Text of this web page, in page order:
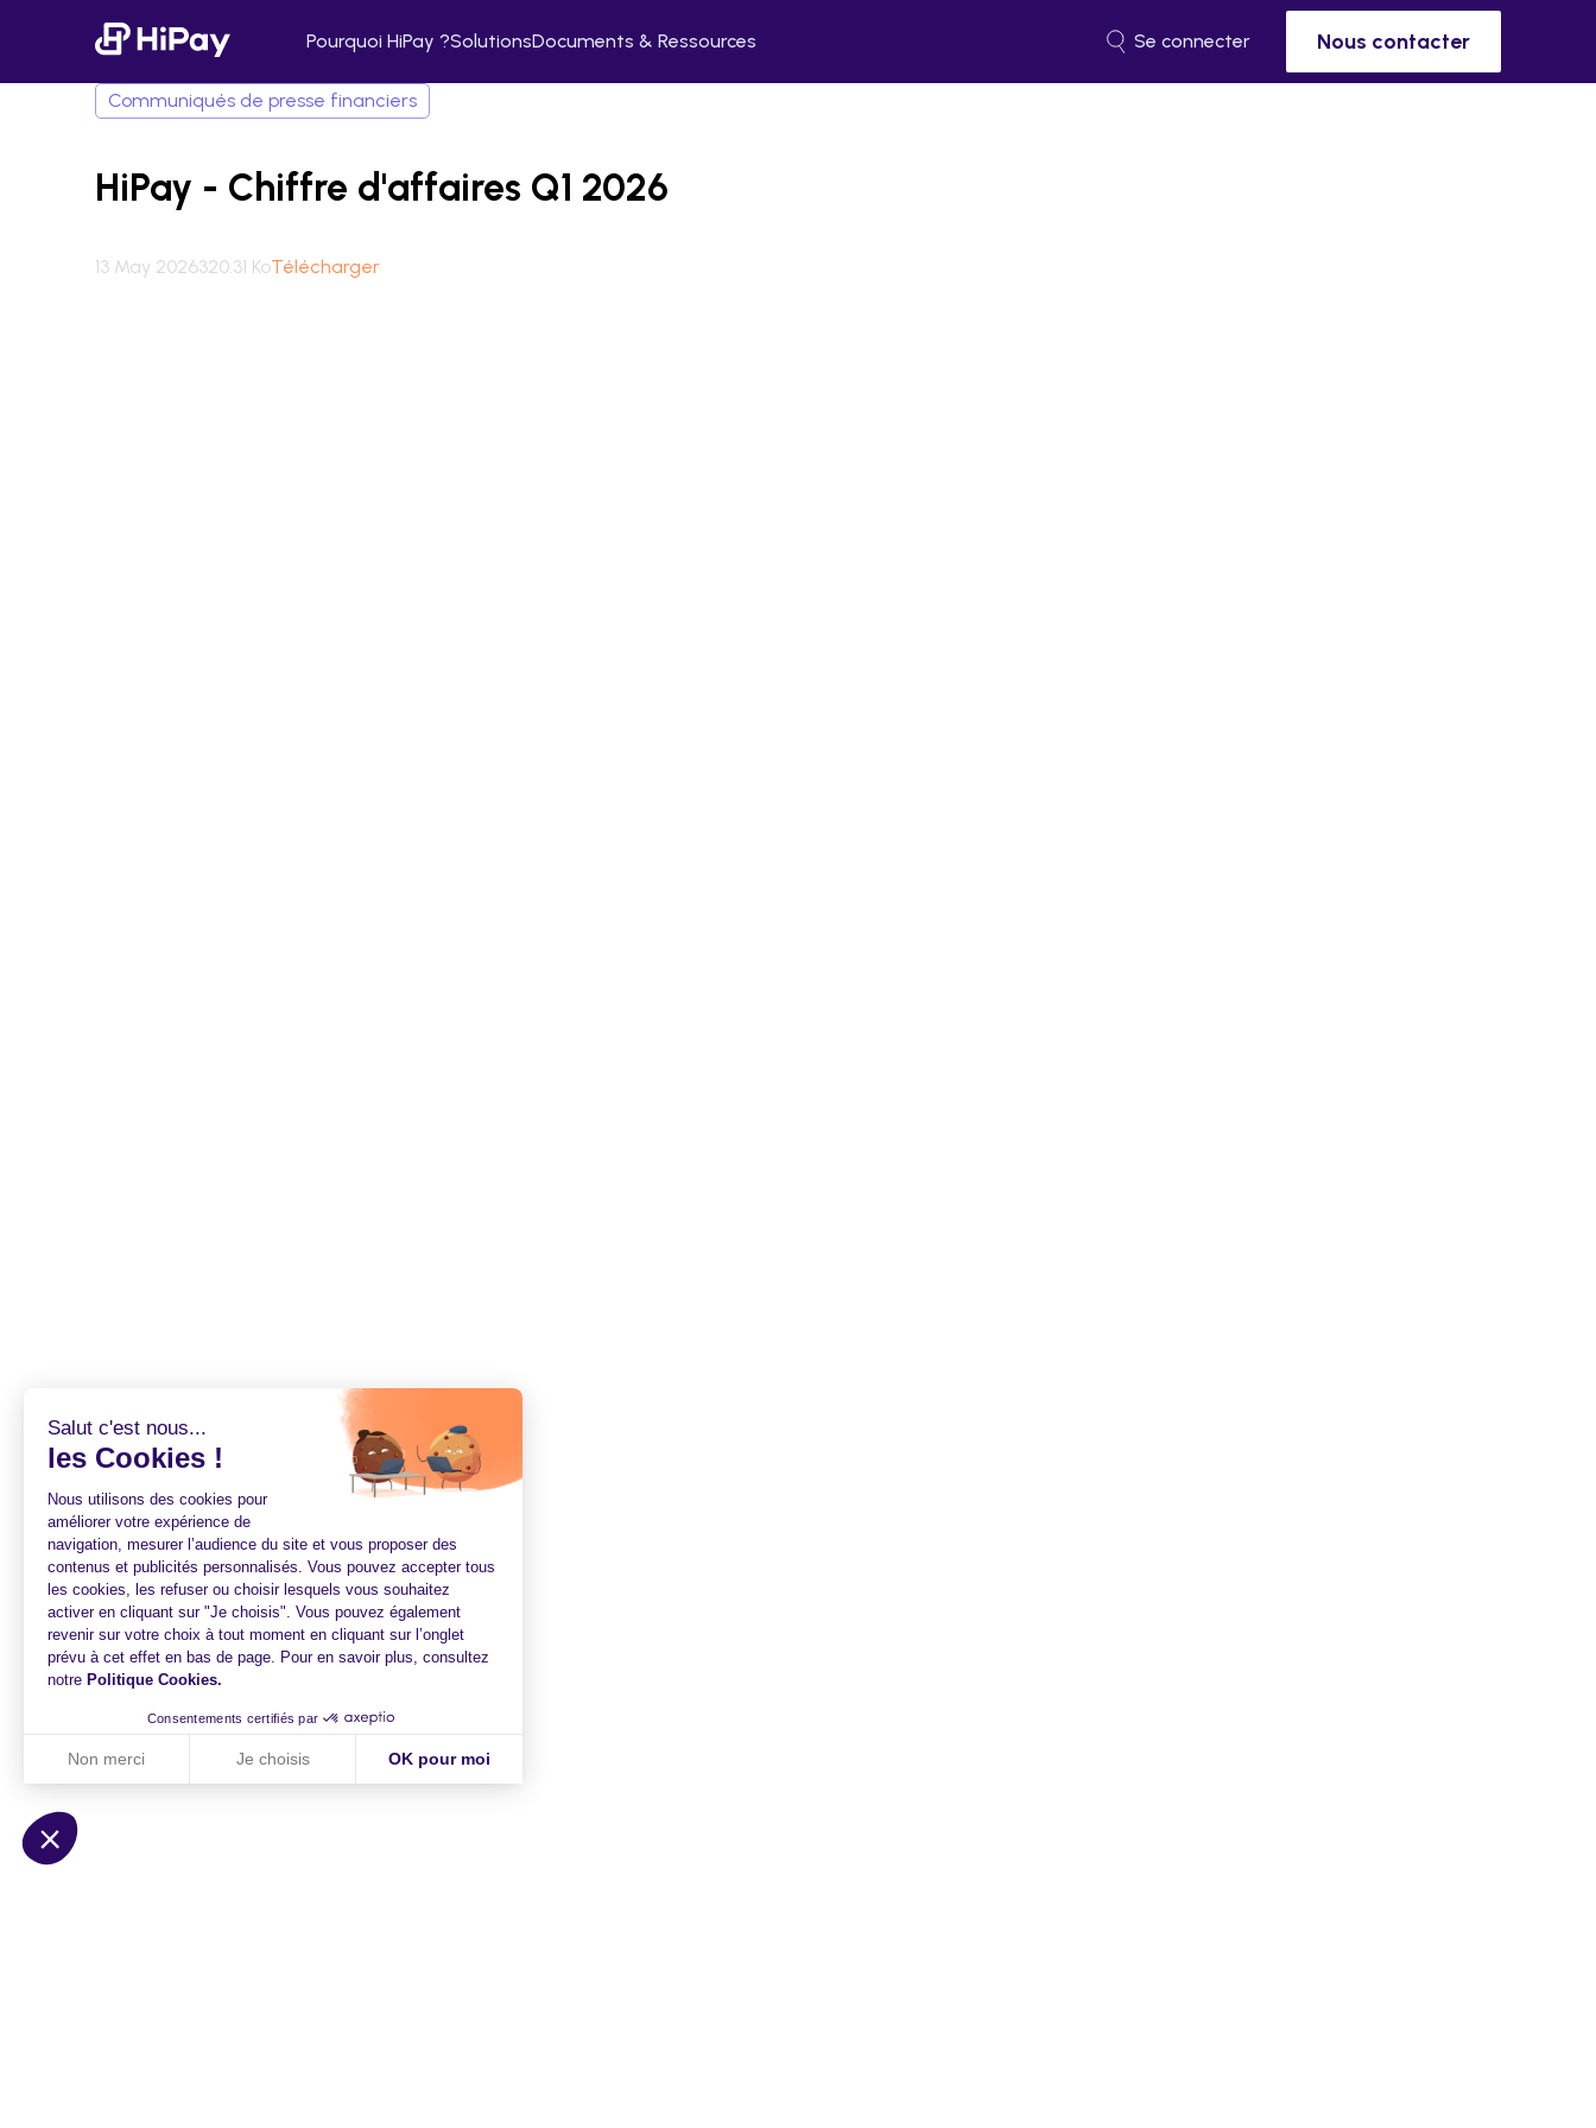
Salut c'est nous...
les Cookies !
Nous utilisons des cookies pour
améliorer votre expérience de
navigation, mesurer l’audience du site et vous proposer des
contenus et publicités personnalisés. Vous pouvez accepter tous
les cookies, les refuser ou choisir lesquels vous souhaitez
activer en cliquant sur "Je choisis". Vous pouvez également
revenir sur votre choix à tout moment en cliquant sur l’onglet
prévu à cet effet en bas de page. Pour en savoir plus, consultez
notre Politique Cookies.
Consentements certifiés par
Non merci Je choisis OK pour moi
Notre plateforme vous permet d'adapter et de gérer vos paramètres de confidentialité, en garantissant la conformité avec les réglementations. Personnalisez vos préférences pour
Pourquoi HiPay ?SolutionsDocuments & Ressources Se connecter Nous contacter
Communiqués de presse financiers
HiPay - Chiffre d'affaires Q1 2026
13 May 2026320.31 KoTélécharger